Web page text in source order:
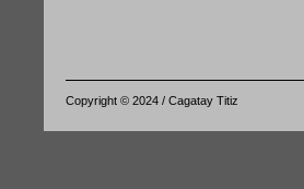
Copyright © 2024 / Cagatay Titiz